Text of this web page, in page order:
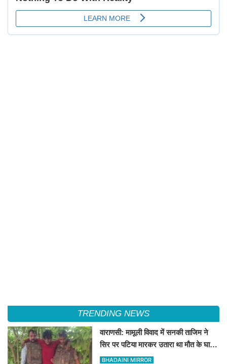
TRENDING NEWS
वाराणसी: मामूली विवाद में सनकी ताजिम ने
सिर पर पटिया मारकर उतारा था मौत के घाट,
पत्नी रहती है मायके, जानें पूरा घटनाक्रम
BHADAINI MIRROR